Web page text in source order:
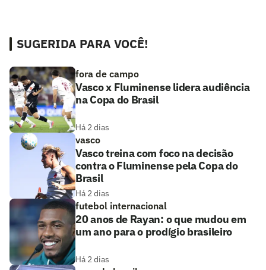
SUGERIDA PARA VOCÊ!
fora de campo
Vasco x Fluminense lidera audiência
na Copa do Brasil
Há 2 dias
vasco
Vasco treina com foco na decisão
contra o Fluminense pela Copa do
Brasil
Há 2 dias
futebol internacional
20 anos de Rayan: o que mudou em
um ano para o prodígio brasileiro
Há 2 dias